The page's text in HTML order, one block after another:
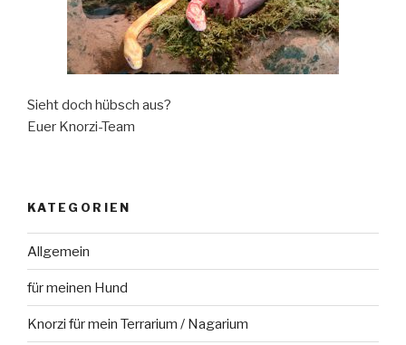
Sieht doch hübsch aus?
Euer Knorzi-Team
KATEGORIEN
Allgemein
für meinen Hund
Knorzi für mein Terrarium / Nagarium